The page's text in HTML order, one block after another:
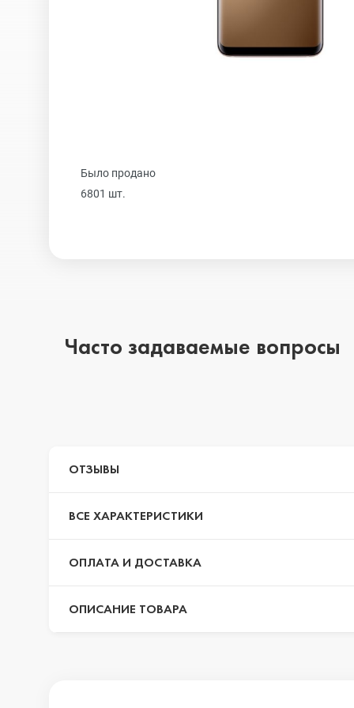
Было продано
6801 шт.
Часто задаваемые вопросы
ОТЗЫВЫ
ВСЕ ХАРАКТЕРИСТИКИ
ОПЛАТА И ДОСТАВКА
ОПИСАНИЕ ТОВАРА